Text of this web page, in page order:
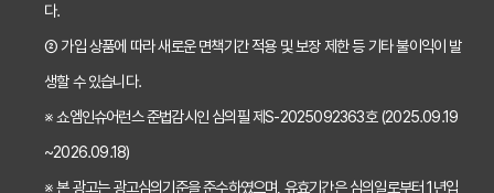
치아보험 비교사이트 활용법: 숨겨진 보장까지 꼼꼼하게 찾는 꿀팁
치아보험 비교사이트 활용법: 숨은 꿀팁 대방출! 보험료 절약 노하우
다.
② 가입 상품에 따라 새로운 면책기간 적용 및 보장 제한 등 기타 불이익이 발
생할 수 있습니다.
※ 쇼엠인슈어런스 준법감시인 심의필 제S-2025092363호 (2025.09.19
~2026.09.18)
※ 본 광고는 광고심의기준을 준수하였으며, 유효기간은 심의일로부터 1년입